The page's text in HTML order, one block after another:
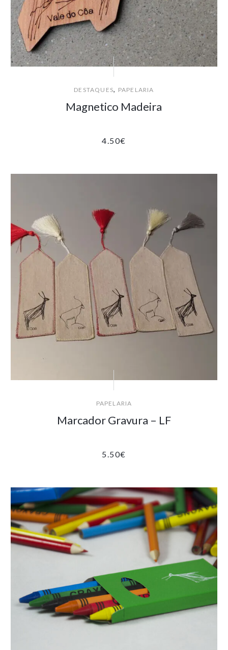
DESTAQUES, PAPELARIA
Magnetico Madeira
4.50€
PAPELARIA
Marcador Gravura – LF
5.50€